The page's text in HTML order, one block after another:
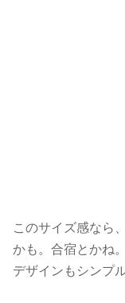
このサイズ感なら
かも。合宿とかね。
デザインもシンプ